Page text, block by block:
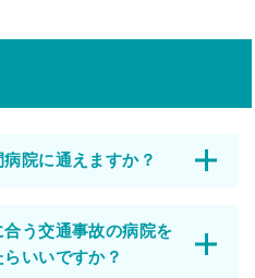
院に通えますか？
う交通事故の病院を
いいですか？